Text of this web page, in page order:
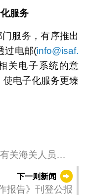
服务
服务，有序推出
过电邮(info@isaf.
关电子系统的意
使电子化服务更臻
关海关人员违
下一则新闻
报告》刊登公报